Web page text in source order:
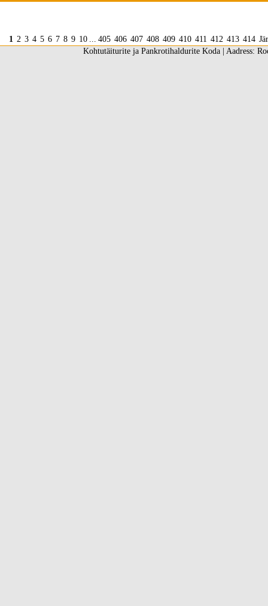
1 2 3 4 5 6 7 8 9 10 ... 405 406 407 408 409 410 411 412 413 414
Kohtutäiturite ja Pankrotihaldurite Koda | Aadress: